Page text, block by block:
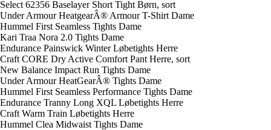
Select 62356 Baselayer Short Tight Børn, sort
Under Armour HeatgearÂ® Armour T-Shirt Dame
Hummel First Seamless Tights Dame
Kari Traa Nora 2.0 Tights Dame
Endurance Painswick Winter Løbetights Herre
Craft CORE Dry Active Comfort Pant Herre, sort
New Balance Impact Run Tights Dame
Under Armour HeatGearÂ® Tights Dame
Hummel First Seamless Performance Tights Dame
Endurance Tranny Long XQL Løbetights Herre
Craft Warm Train Løbetights Herre
Hummel Clea Midwaist Tights Dame